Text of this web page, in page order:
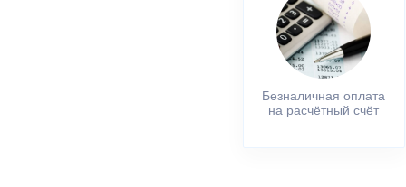
Безналичная оплата
на расчётный счёт